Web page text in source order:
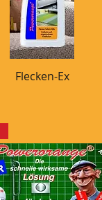
Schnellansicht
Flecken-Ex